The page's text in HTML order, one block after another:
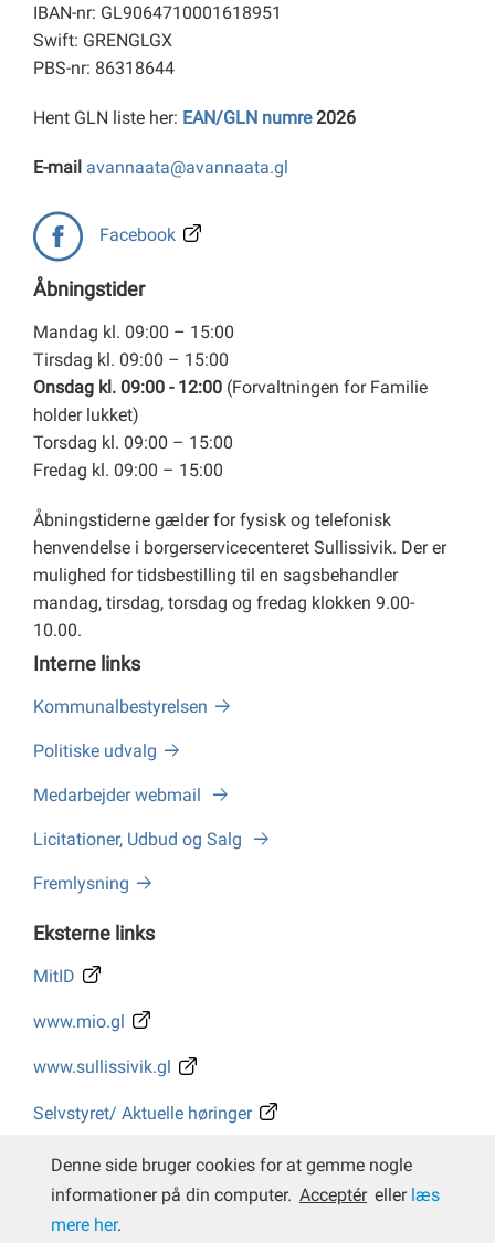
IBAN-nr: GL9064710001618951
Swift: GRENGLGX
PBS-nr: 86318644
Hent GLN liste her: EAN/GLN numre2026
E-mail avannaata@avannaata.gl
Facebook
Åbningstider
Mandag kl. 09:00 – 15:00
Tirsdag kl. 09:00 – 15:00
Onsdag kl. 09:00 - 12:00 (Forvaltningen for Familie
holder lukket)
Torsdag kl. 09:00 – 15:00
Fredag kl. 09:00 – 15:00
Åbningstiderne gælder for fysisk og telefonisk
henvendelse i borgerservicecenteret Sullissivik. Der er
mulighed for tidsbestilling til en sagsbehandler
mandag, tirsdag, torsdag og fredag klokken 9.00-
10.00.
Interne links
Kommunalbestyrelsen
Politiske udvalg
Medarbejder webmail
Licitationer, Udbud og Salg
Fremlysning
Eksterne links
MitID
www.mio.gl
www.sullissivik.gl
Selvstyret/ Aktuelle høringer
Whistleblower
Denne side bruger cookies for at gemme nogle
informationer på din computer. Acceptér eller læs
mere her.